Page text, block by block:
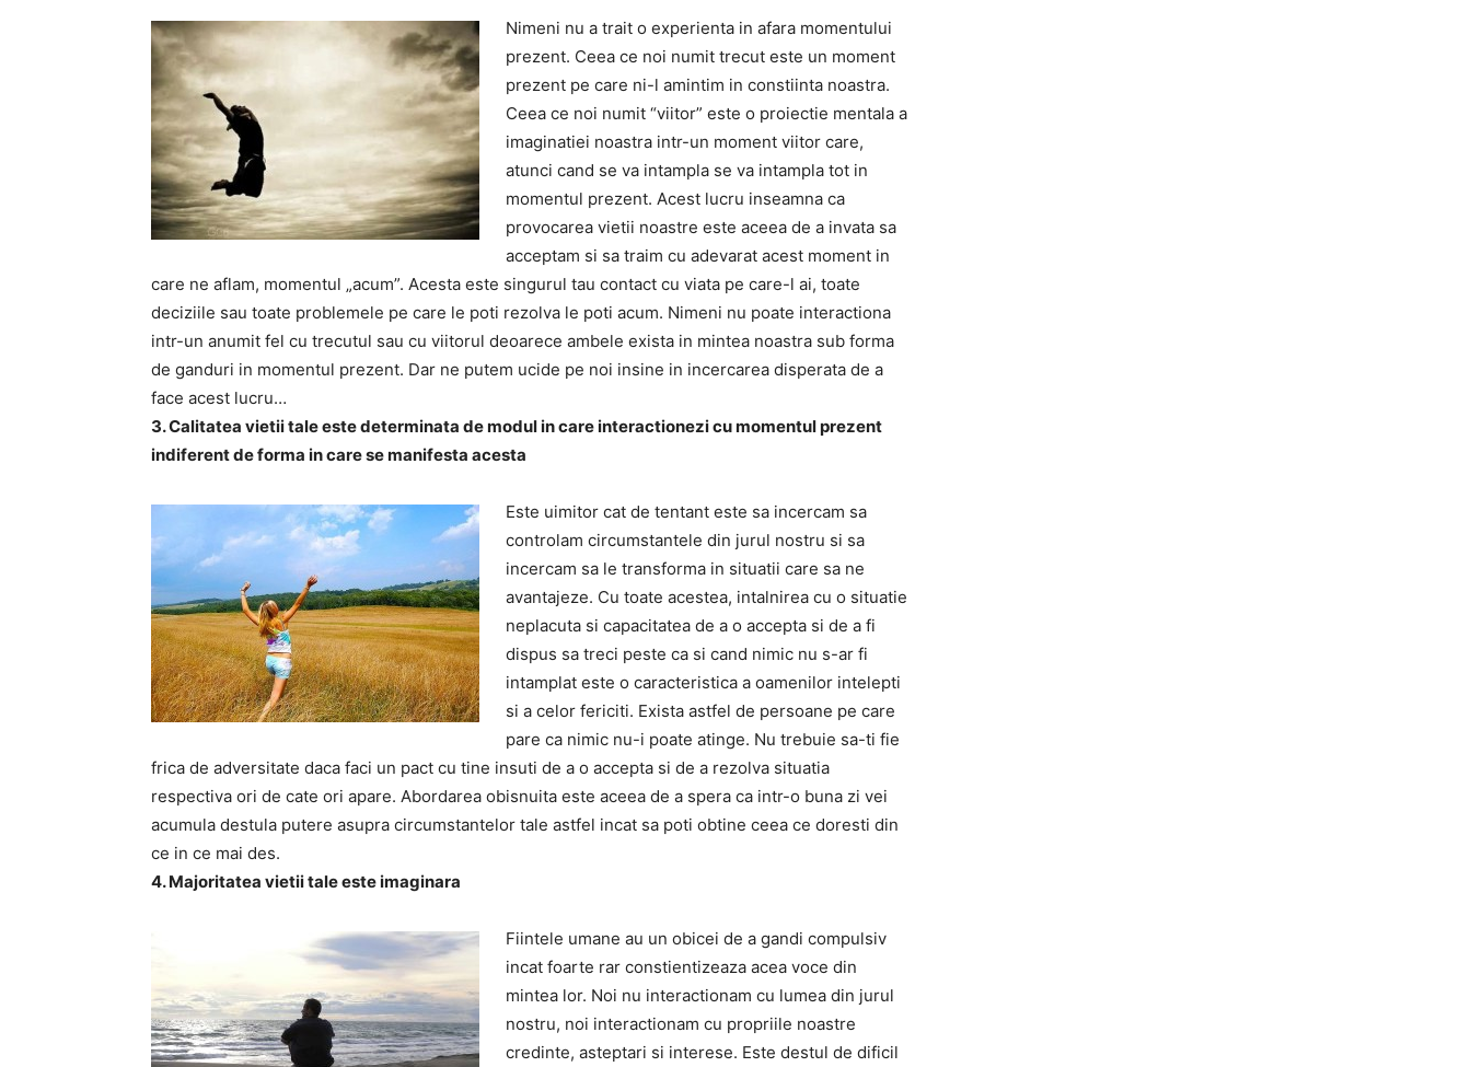
Nimeni nu a trait o experienta in afara momentului
prezent. Ceea ce noi numit trecut este un moment
prezent pe care ni-l amintim in constiinta noastra.
Ceea ce noi numit “viitor” este o proiectie mentala a
imaginatiei noastra intr-un moment viitor care,
atunci cand se va intampla se va intampla tot in
momentul prezent. Acest lucru inseamna ca
provocarea vietii noastre este aceea de a invata sa
acceptam si sa traim cu adevarat acest moment in
care ne aflam, momentul „acum”. Acesta este singurul tau contact cu viata pe care-l ai, toate
deciziile sau toate problemele pe care le poti rezolva le poti acum. Nimeni nu poate interactiona
intr-un anumit fel cu trecutul sau cu viitorul deoarece ambele exista in mintea noastra sub forma
de ganduri in momentul prezent. Dar ne putem ucide pe noi insine in incercarea disperata de a
face acest lucru…
3. Calitatea vietii tale este determinata de modul in care interactionezi cu momentul prezent
indiferent de forma in care se manifesta acesta
Este uimitor cat de tentant este sa incercam sa
controlam circumstantele din jurul nostru si sa
incercam sa le transforma in situatii care sa ne
avantajeze. Cu toate acestea, intalnirea cu o situatie
neplacuta si capacitatea de a o accepta si de a fi
dispus sa treci peste ca si cand nimic nu s-ar fi
intamplat este o caracteristica a oamenilor intelepti
si a celor fericiti. Exista astfel de persoane pe care
pare ca nimic nu-i poate atinge. Nu trebuie sa-ti fie
frica de adversitate daca faci un pact cu tine insuti de a o accepta si de a rezolva situatia
respectiva ori de cate ori apare. Abordarea obisnuita este aceea de a spera ca intr-o buna zi vei
acumula destula putere asupra circumstantelor tale astfel incat sa poti obtine ceea ce doresti din
ce in ce mai des.
4. Majoritatea vietii tale este imaginara
Fiintele umane au un obicei de a gandi compulsiv
incat foarte rar constientizeaza acea voce din
mintea lor. Noi nu interactionam cu lumea din jurul
nostru, noi interactionam cu propriile noastre
credinte, asteptari si interese. Este destul de dificil